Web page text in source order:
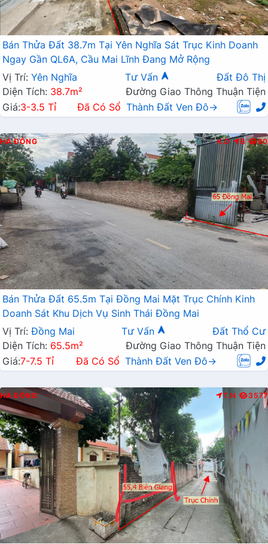
Bán Thửa Đất 38.7m Tại Yên Nghĩa Sát Trục Kinh Doanh
Ngay Gần QL6A, Cầu Mai Lĩnh Đang Mở Rộng
Vị Trí: Yên Nghĩa Tư Vấn
Đất Đô Thị
Diện Tích: 38.7m²
Đường Giao Thông Thuận Tiện
Giá:3-3.5 Tỉ Đã Có Sổ Thành Đất Ven Đô→
HÀ ĐÔNG K.D B 90
Bán Thửa Đất 65.5m Tại Đồng Mai Mặt Trục Chính Kinh
Doanh Sát Khu Dịch Vụ Sinh Thái Đồng Mai
Vị Trí: Đồng Mai Tư Vấn
Đất Thổ Cư
Diện Tích: 65.5m²
Đường Giao Thông Thuận Tiện
Giá:7-7.5 Tỉ Đã Có Sổ Thành Đất Ven Đô→
HÀ ĐÔNG T.N 3577